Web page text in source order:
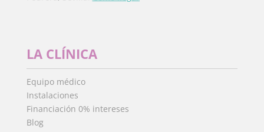
LA CLÍNICA
Equipo médico
Instalaciones
Financiación 0% intereses
Blog